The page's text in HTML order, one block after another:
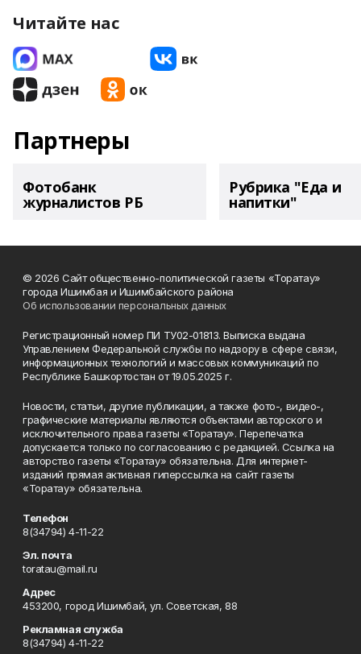
Читайте нас
Партнеры
Фотобанк
журналистов РБ
Рубрика "Еда и
напитки"
© 2026 Сайт общественно-политической газеты «Торатау»
города Ишимбая и Ишимбайского района
Об использовании персональных данных
Регистрационный номер ПИ ТУ02-01813. Выписка выдана
Управлением Федеральной службы по надзору в сфере связи,
информационных технологий и массовых коммуникаций по
Республике Башкортостан от 19.05.2025 г.
Новости, статьи, другие публикации, а также фото-, видео-,
графические материалы являются объектами авторского и
исключительного права газеты «Торатау». Перепечатка
допускается только по согласованию с редакцией. Ссылка на
авторство газеты «Торатау» обязательна. Для интернет-
изданий прямая активная гиперссылка на сайт газеты
«Торатау» обязательна.
Телефон
8(34794) 4-11-22
Эл. почта
toratau@mail.ru
Адрес
453200, город Ишимбай, ул. Советская, 88
Рекламная служба
8(34794) 4-11-22